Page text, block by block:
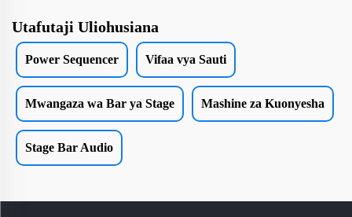
Utafutaji Uliohusiana
Power Sequencer Vifaa vya Sauti
Mwangaza wa Bar ya Stage Mashine za Kuonyesha
Stage Bar Audio